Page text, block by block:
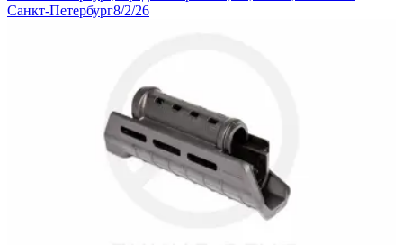
Санкт-Петербург8/2/26